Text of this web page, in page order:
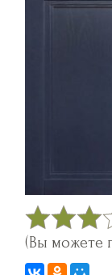
(Вы можете